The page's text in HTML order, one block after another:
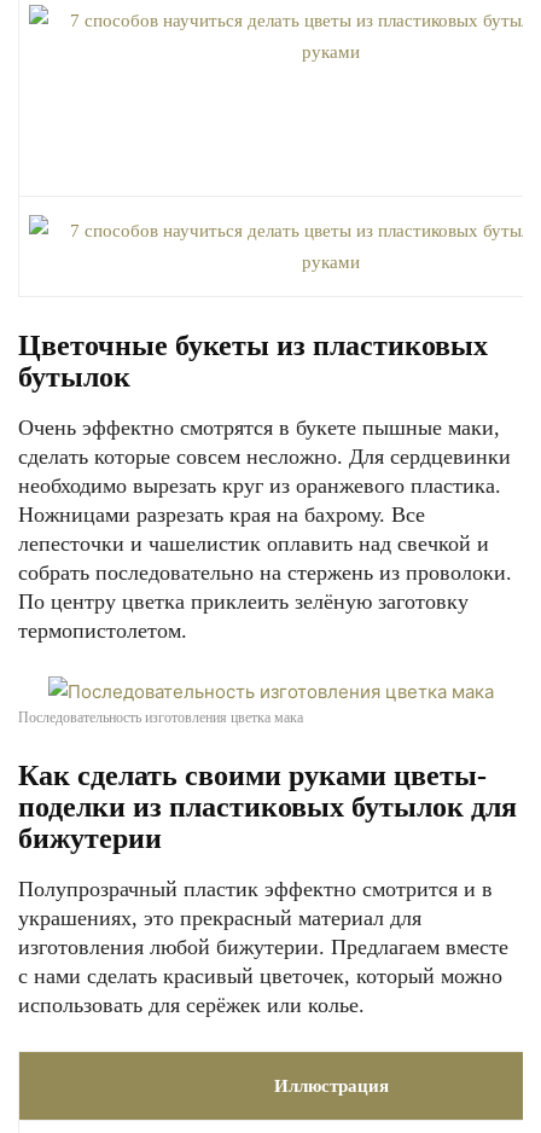
Цветочные букеты из пластиковых
бутылок
Очень эффектно смотрятся в букете пышные маки,
сделать которые совсем несложно. Для сердцевинки
необходимо вырезать круг из оранжевого пластика.
Ножницами разрезать края на бахрому. Все
лепесточки и чашелистик оплавить над свечкой и
собрать последовательно на стержень из проволоки.
По центру цветка приклеить зелёную заготовку
термопистолетом.
Последовательность изготовления цветка мака
Как сделать своими руками цветы-
поделки из пластиковых бутылок для
бижутерии
Полупрозрачный пластик эффектно смотрится и в
украшениях, это прекрасный материал для
изготовления любой бижутерии. Предлагаем вместе
с нами сделать красивый цветочек, который можно
использовать для серёжек или колье.
Иллюстрация